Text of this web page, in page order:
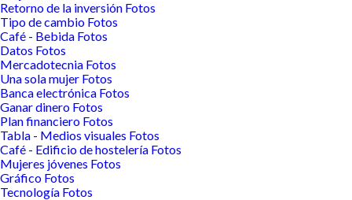
Retorno de la inversión Fotos
Tipo de cambio Fotos
Café - Bebida Fotos
Datos Fotos
Mercadotecnia Fotos
Una sola mujer Fotos
Banca electrónica Fotos
Ganar dinero Fotos
Plan financiero Fotos
Tabla - Medios visuales Fotos
Café - Edificio de hostelería Fotos
Mujeres jóvenes Fotos
Gráfico Fotos
Tecnología Fotos